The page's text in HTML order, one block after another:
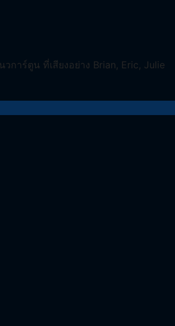
าร์ตูน ที่เสียงอย่าง Brian, Eric, Julie